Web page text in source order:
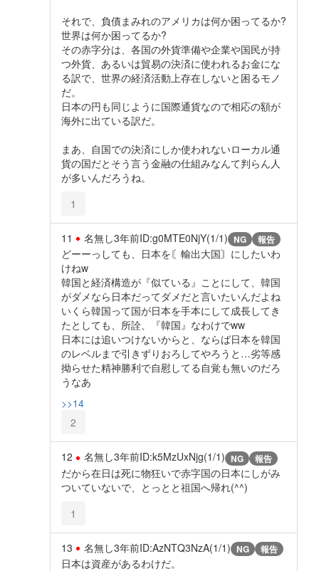
それで、負債まみれのアメリカは何か困ってるか?
世界は何か困ってるか?
その赤字分は、各国の外貨準備や企業や国民が持
つ外貨、あるいは貿易の決済に使われるお金にな
る訳で、世界の経済活動上存在しないと困るモノ
だ。
日本の円も同じように国際通貨なので相応の額が
海外に出ている訳だ。
まあ、自国での決済にしか使われないローカル通
貨の国だとそう言う金融の仕組みなんて判らん人
が多いんだろうね。
1
11 名無し3年前ID:g0MTE0NjY(1/1) NG 報告
どーーっしても、日本を〘輸出大国〙にしたいわ
けねw
韓国と経済構造が『似ている』ことにして、韓国
がダメなら日本だってダメだと言いたいんだよね
いくら韓国って国が日本を手本にして成長してき
たとしても、所詮、『韓国』なわけでww
日本には追いつけないからと、ならば日本を韓国
のレベルまで引きずりおろしてやろうと…劣等感
拗らせた精神勝利で自慰してる自覚も無いのだろ
うなあ
>>14
2
12 名無し3年前ID:k5MzUxNjg(1/1) NG 報告
だから在日は死に物狂いで赤字国の日本にしがみ
ついていないで、とっとと祖国へ帰れ(^^)
1
13 名無し3年前ID:AzNTQ3NzA(1/1) NG 報告
日本は資産があるわけだ。